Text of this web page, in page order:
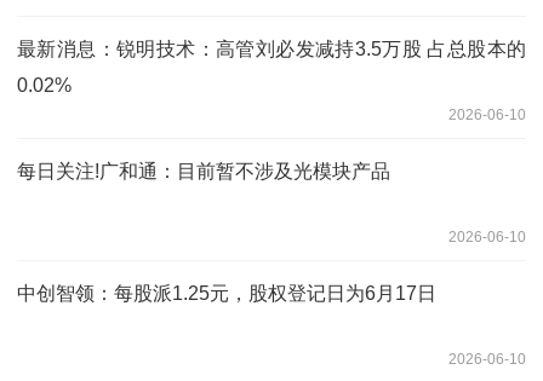
最新消息：锐明技术：高管刘必发减持3.5万股 占总股本的
0.02%
2026-06-10
每日关注!广和通：目前暂不涉及光模块产品
2026-06-10
中创智领：每股派1.25元，股权登记日为6月17日
2026-06-10